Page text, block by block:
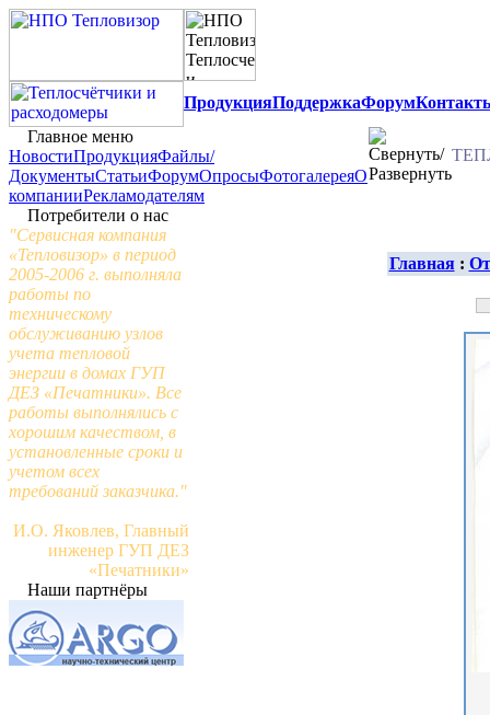
ПродукцияПоддержкаФорум
Главное меню
НовостиПродукцияФайлы/
ДокументыСтатьиФорумОпросыФотогалереяО
компанииРекламодателям
Потребители о нас
"Сервисная компания
«Тепловизор» в период
2005-2006 г. выполняла
работы по
техническому
обслуживанию узлов
учета тепловой
энергии в домах ГУП
ДЕЗ «Печатники». Все
работы выполнялись с
хорошим качеством, в
установленные сроки и
учетом всех
требований заказчика."
И.О. Яковлев, Главный
инженер ГУП ДЕЗ
«Печатники»
Наши партнёры
Главная: